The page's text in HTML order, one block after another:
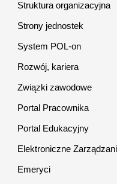
Struktura organizacyjna
Strony jednostek
System POL-on
Rozwój, kariera
Związki zawodowe
Portal Pracownika
Portal Edukacyjny
Elektroniczne
Emeryci